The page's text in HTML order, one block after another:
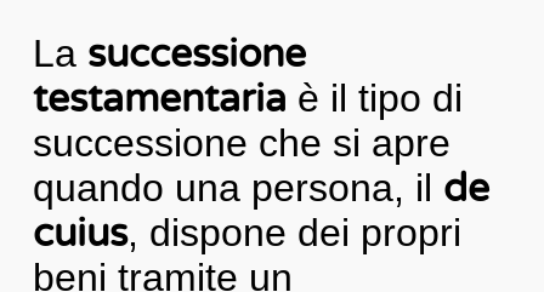
La successione
testamentaria è il tipo di
successione che si apre
quando una persona, il de
cuius, dispone dei propri
beni tramite un